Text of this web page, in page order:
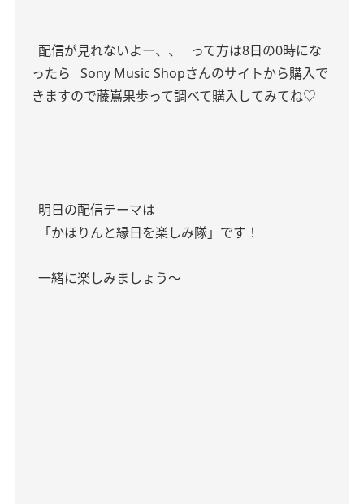
配信が見れないよー、、
って方は8日の0時にな
ったら
Sony Music Shopさんのサイトから購入で
きますので藤嶌果歩って調べて購入してみてね♡
明日の配信テーマは
「かほりんと縁日を楽しみ隊」です！
一緒に楽しみましょう〜